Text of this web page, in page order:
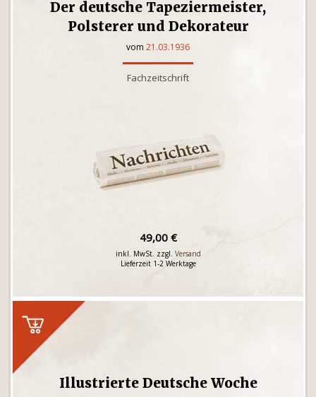
Der deutsche Tapeziermeister,
Polsterer und Dekorateur
vom 21.03.1936
Fachzeitschrift
49,00 €
inkl. MwSt. zzgl. Versand
Lieferzeit 1-2 Werktage
Illustrierte Deutsche Woche